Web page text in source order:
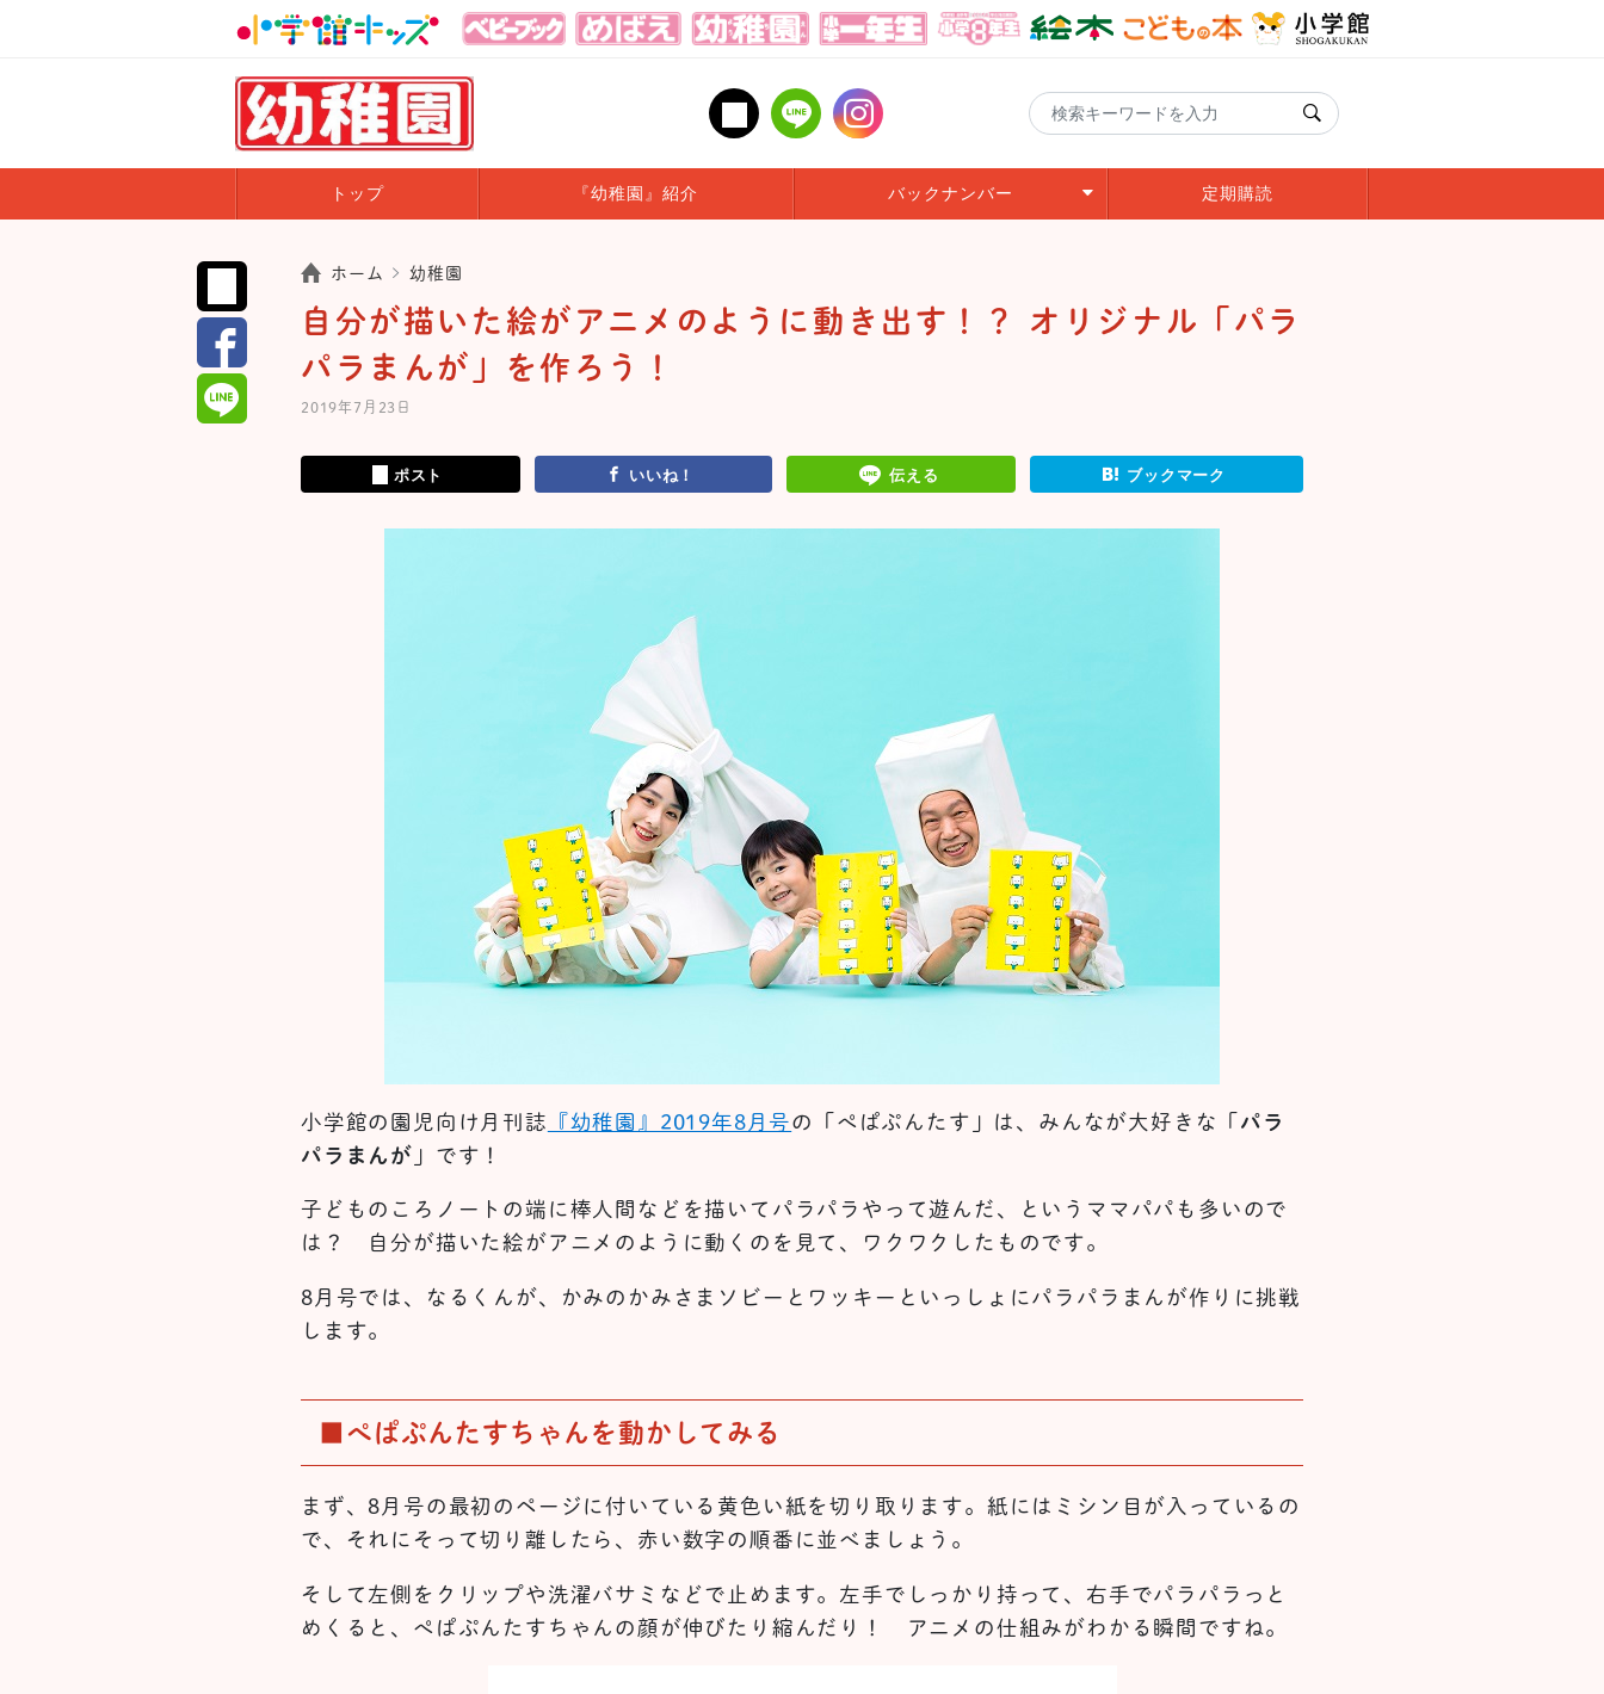
トップ 『幼稚園』紹介 バックナンバー 定期購読
ホーム 幼稚園
自分が描いた絵がアニメのように動き出す！？ オリジナル「パラ
パラまんが」を作ろう！
2019年7月23日
ポスト いいね！ 伝える ブックマーク
小学館の園児向け月刊誌 『幼稚園』2019年8月号の「ぺぱぷんたす」は、みんなが大好きな「 パラ
パラまんが 」です！
子どものころノートの端に棒人間などを描いてパラパラやって遊んだ、というママパパも多いので
は？ 自分が描いた絵がアニメのように動くのを見て、ワクワクしたものです。
8月号では、なるくんが、かみのかみさまソビーとワッキーといっしょにパラパラまんが作りに挑戦
します。
■ぺぱぷんたすちゃんを動かしてみる
まず、8月号の最初のページに付いている黄色い紙を切り取ります。紙にはミシン目が入っているの
で、それにそって切り離したら、赤い数字の順番に並べましょう。
そして左側をクリップや洗濯バサミなどで止めます。左手でしっかり持って、右手でパラパラっと
めくると、ぺぱぷんたすちゃんの顔が伸びたり縮んだり！ アニメの仕組みがわかる瞬間ですね。